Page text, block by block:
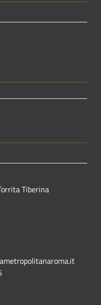
Tiberina